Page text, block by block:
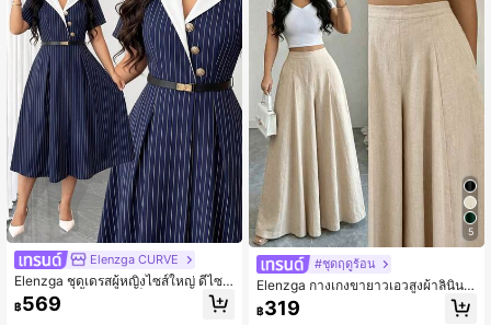
Elenzga CURVE
Elenzga ชุดเดรสผู้หญิงไซส์ใหญ่ ดีไซน์
คอปก แขนสั้น ลายสีบล็อกและลายทาง
เข้ารูปเอว ตกแต่งกระดุมโลหะ สไตล์หรู
฿569
5
#ชุดฤดูร้อน
Elenzga กางเกงขายาวเอวสูงผ้าลินินสี
แอปริคอทสำหรับผู้หญิง, กางเกงลำลอง
ทรงขากว้างดีไซน์ฤดูร้อนทรงเพรียวสง่า
฿319